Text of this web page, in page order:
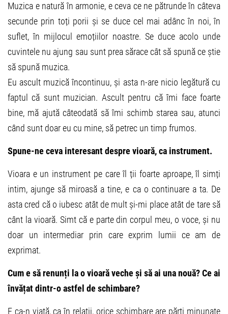
Muzica e natură în armonie, e ceva ce ne pătrunde în câteva
secunde prin toți porii și se duce cel mai adânc în noi, în
suflet, în mijlocul emoțiilor noastre. Se duce acolo unde
cuvintele nu ajung sau sunt prea sărace cât să spună ce știe
să spună muzica.
Eu ascult muzică încontinuu, și asta n-are nicio legătură cu
faptul că sunt muzician. Ascult pentru că îmi face foarte
bine, mă ajută câteodată să îmi schimb starea sau, atunci
când sunt doar eu cu mine, să petrec un timp frumos.
Spune-ne ceva interesant despre vioară, ca instrument.
Vioara e un instrument pe care îl ții foarte aproape, îl simți
intim, ajunge să miroasă a tine, e ca o continuare a ta. De
asta cred că o iubesc atât de mult și-mi place atât de tare să
cânt la vioară. Simt că e parte din corpul meu, o voce, și nu
doar un intermediar prin care exprim lumii ce am de
exprimat.
Cum e să renunți la o vioară veche și să ai una nouă? Ce ai
învățat dintr-o astfel de schimbare?
E ca-n viață, ca în relații, orice schimbare are părți minunate